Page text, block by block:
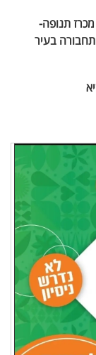
תנופה-
בעיר